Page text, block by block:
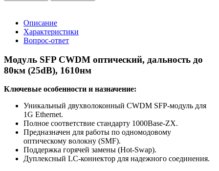
Описание
Характеристики
Вопрос-ответ
Модуль SFP CWDM оптический, дальность до
80км (25dB), 1610нм
Ключевые особенности и назначение:
Уникальный двухволоконный CWDM SFP-модуль для
1G Ethernet.
Полное соответствие стандарту 1000Base-ZX.
Предназначен для работы по одномодовому
оптическому волокну (SMF).
Поддержка горячей замены (Hot-Swap).
Дуплексный LC-коннектор для надежного соединения.